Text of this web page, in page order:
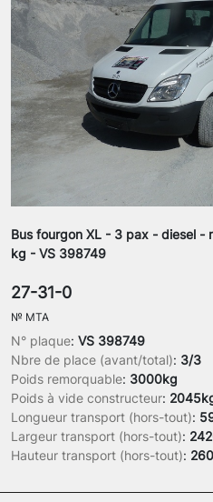
Bus fourgon XL - 3 pax - diesel -
kg - VS 398749
N° plaque: VS 398749
Nbre de place (avant/total): 3/3
Poids remorquable: 3000kg
Poids à vide constructeur:
Longueur transport (hors-tout):
Largeur transport (hors-tout):
Hauteur transport (hors-tout):
27-31-0
№ MTA